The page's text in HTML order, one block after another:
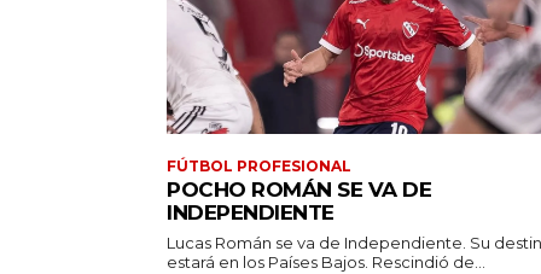
FÚTBOL PROFESIONAL
POCHO ROMÁN SE VA DE
INDEPENDIENTE
Lucas Román se va de Independiente. Su
estará en los Países Bajos. Rescindió de...